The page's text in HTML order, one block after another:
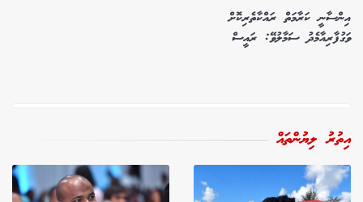
އިންސާނީ ކަރާމަތް ރައްކާތެރިކޮށް
ވަގުފާރިއާމެދު ސަމާލުވޭ: ރައީސް
އިތުރު ލިޔުންތައް